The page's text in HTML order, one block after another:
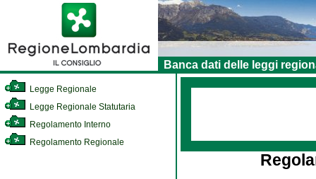
Banca dati delle leggi
Legge Regionale
Legge Regionale Statutaria
Regolamento Interno
Regolamento Regionale